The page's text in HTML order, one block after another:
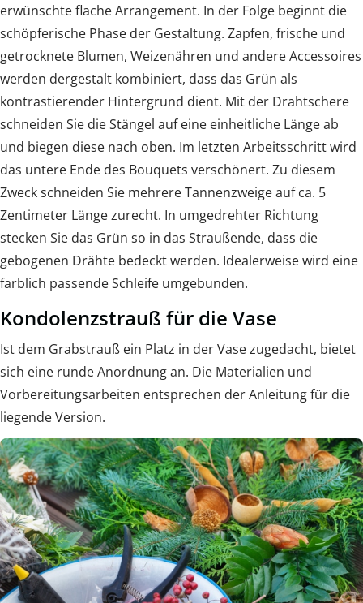
erwünschte flache Arrangement. In der Folge beginnt die
schöpferische Phase der Gestaltung. Zapfen, frische und
getrocknete Blumen, Weizenähren und andere Accessoires
werden dergestalt kombiniert, dass das Grün als
kontrastierender Hintergrund dient. Mit der Drahtschere
schneiden Sie die Stängel auf eine einheitliche Länge ab
und biegen diese nach oben. Im letzten Arbeitsschritt wird
das untere Ende des Bouquets verschönert. Zu diesem
Zweck schneiden Sie mehrere Tannenzweige auf ca. 5
Zentimeter Länge zurecht. In umgedrehter Richtung
stecken Sie das Grün so in das Straußende, dass die
gebogenen Drähte bedeckt werden. Idealerweise wird eine
farblich passende Schleife umgebunden.
Kondolenzstrauß für die Vase
Ist dem Grabstrauß ein Platz in der Vase zugedacht, bietet
sich eine runde Anordnung an. Die Materialien und
Vorbereitungsarbeiten entsprechen der Anleitung für die
liegende Version.